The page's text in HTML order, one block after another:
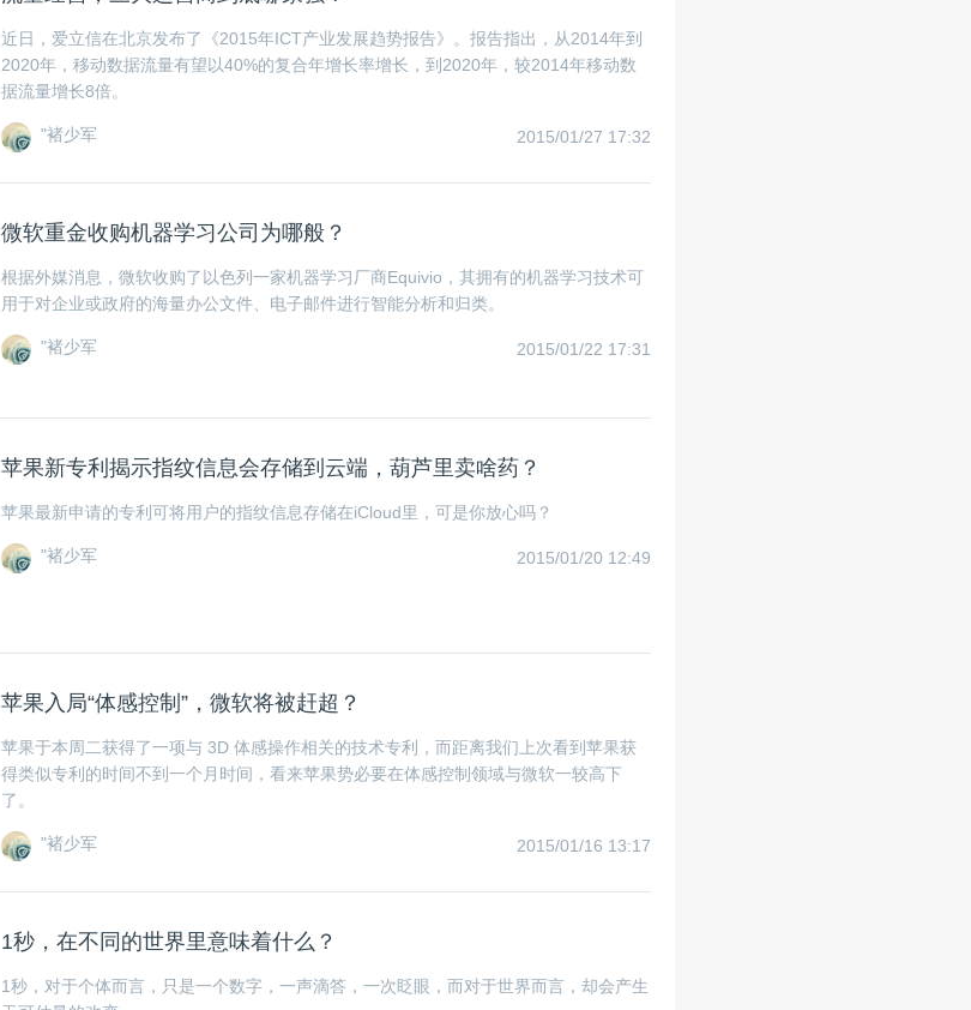
近日，爱立信在北京发布了《2015年ICT产业发展趋势报告》。报告指出，从2014年到
2020年，移动数据流量有望以40%的复合年增长率增长，到2020年，较2014年移动数
据流量增长8倍。
"褚少军 2015/01/27 17:32
微软重金收购机器学习公司为哪般？
根据外媒消息，微软收购了以色列一家机器学习厂商Equivio，其拥有的机器学习技术可
用于对企业或政府的海量办公文件、电子邮件进行智能分析和归类。
"褚少军 2015/01/22 17:31
苹果新专利揭示指纹信息会存储到云端，葫芦里卖啥药？
苹果最新申请的专利可将用户的指纹信息存储在iCloud里，可是你放心吗？
"褚少军 2015/01/20 12:49
苹果入局“体感控制”，微软将被赶超？
苹果于本周二获得了一项与 3D 体感操作相关的技术专利，而距离我们上次看到苹果获
得类似专利的时间不到一个月时间，看来苹果势必要在体感控制领域与微软一较高下
了。
"褚少军 2015/01/16 13:17
1秒，在不同的世界里意味着什么？
1秒，对于个体而言，只是一个数字，一声滴答，一次眨眼，而对于世界而言，却会产生